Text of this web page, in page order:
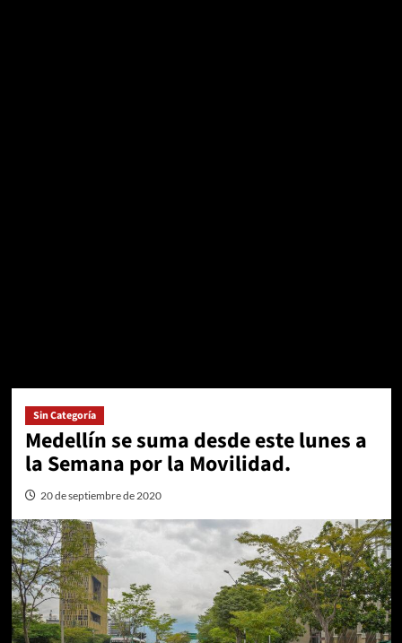
Sin Categoría
Medellín se suma desde este lunes a
la Semana por la Movilidad.
20 de septiembre de 2020